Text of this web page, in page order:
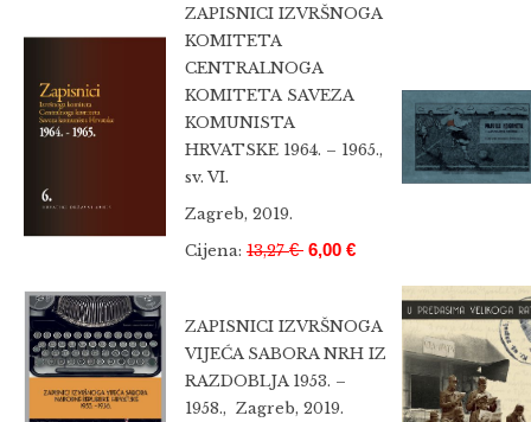
ZAPISNICI IZVRŠNOGA
KOMITETA
CENTRALNOGA
KOMITETA SAVEZA
KOMUNISTA
HRVATSKE 1964. – 1965.,
sv. VI.
Zagreb, 2019.
Cijena: 13,27€ 6,00 €
ZAPISNICI IZVRŠNOGA
VIJEĆA SABORA NRH IZ
RAZDOBLJA 1953. –
1958., Zagreb, 2019.